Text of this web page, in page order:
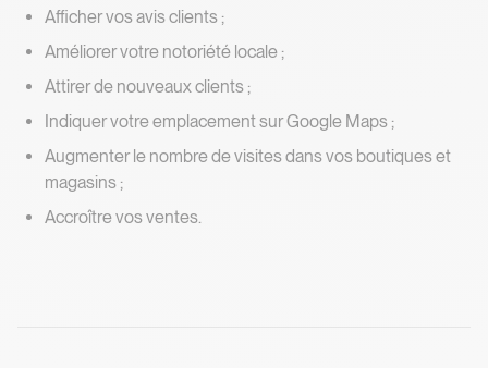
Afficher vos avis clients ;
Améliorer votre notoriété locale ;
Attirer de nouveaux clients ;
Indiquer votre emplacement sur Google Maps ;
Augmenter le nombre de visites dans vos boutiques et
magasins ;
Accroître vos ventes.